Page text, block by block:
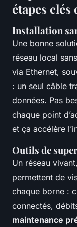
étapes
Installation
Une bonne
réseau local
via Ethernet,
: un seul câble
données. Pas
chaque point
et ça accélère
Outils de
Un réseau
permettent de
chaque borne :
connectés,
maintenance